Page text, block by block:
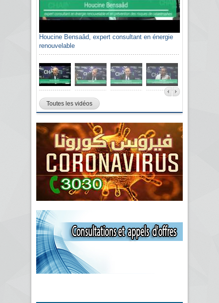
Houcine Bensaâd, expert consultant en énergie
renouvelable
Sami Agli, président de la Confédération
algérienne du patronat citoyen CAPC
Toutes les vidéos